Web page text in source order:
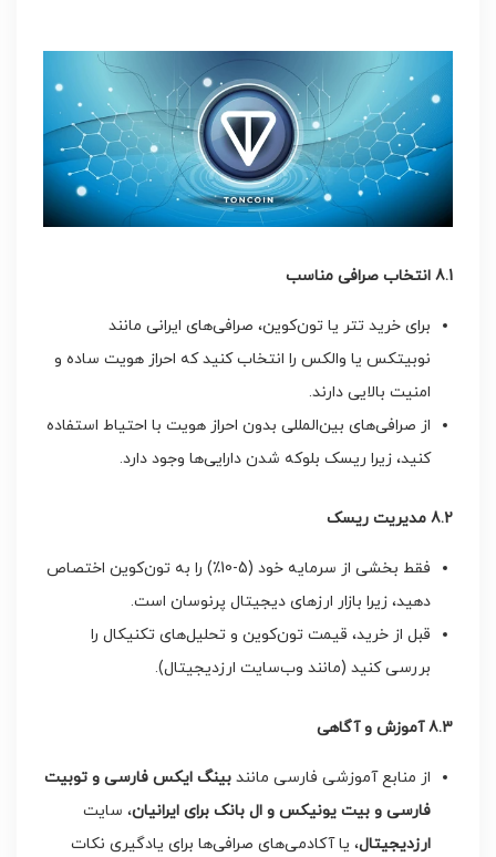
8.1 انتخاب صرافی مناسب
برای خرید تتر یا تون‌کوین، صرافی‌های ایرانی مانند
نوبیتکس یا والکس را انتخاب کنید که احراز هویت ساده و
امنیت بالایی دارند.
از صرافی‌های بین‌المللی بدون احراز هویت با احتیاط استفاده
کنید، زیرا ریسک بلوکه شدن دارایی‌ها وجود دارد.
8.2 مدیریت ریسک
فقط بخشی از سرمایه خود (5-10٪) را به تون‌کوین اختصاص
دهید، زیرا بازار ارزهای دیجیتال پرنوسان است.
قبل از خرید، قیمت تون‌کوین و تحلیل‌های تکنیکال را
بررسی کنید (مانند وب‌سایت ارزدیجیتال).
8.3 آموزش و آگاهی
از منابع آموزشی فارسی مانند بینگ ایکس فارسی و توبیت
فارسی و بیت یونیکس و ال بانک برای ایرانیان، سایت
ارزدیجیتال، یا آکادمی‌های صرافی‌ها برای یادگیری نکات